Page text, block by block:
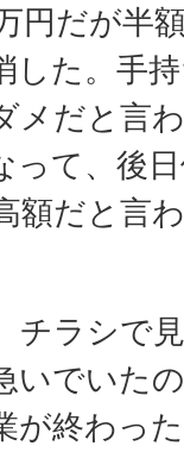
円だが半
した。手
メだと言
って、後
額だと言
チラシで
いでいた
が終わっ